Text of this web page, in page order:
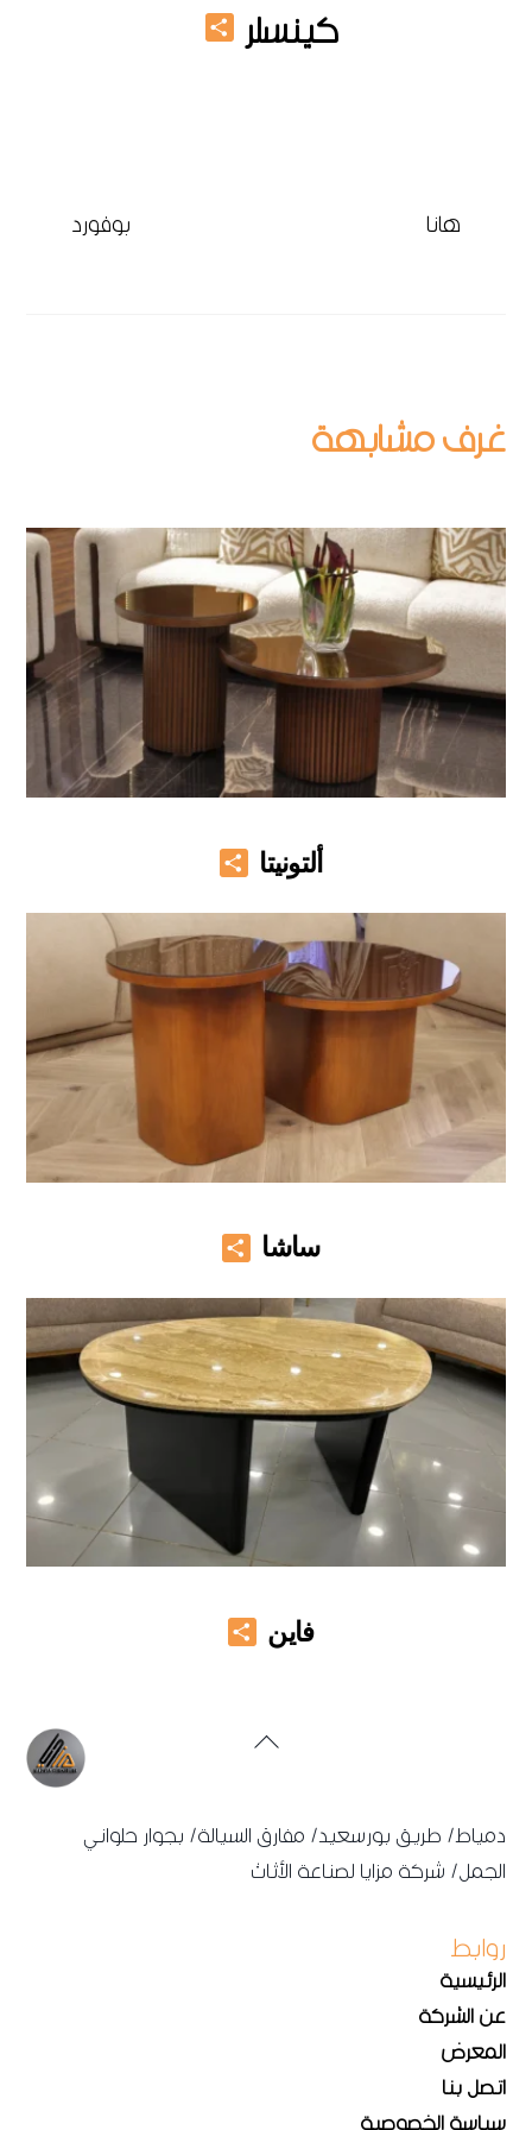
كينسلر Share
بوفورد هانا
ألتونيتا Share
ساشا Share
فاين Share
Back
دمياط/ طريق بورسعيد/ مفارق السيالة/ بجوار حلواني
الجمل/ شركة مزايا لصناعة الأثاث
روابط
الرئيسية
عن الشركة
المعرض
اتصل بنا